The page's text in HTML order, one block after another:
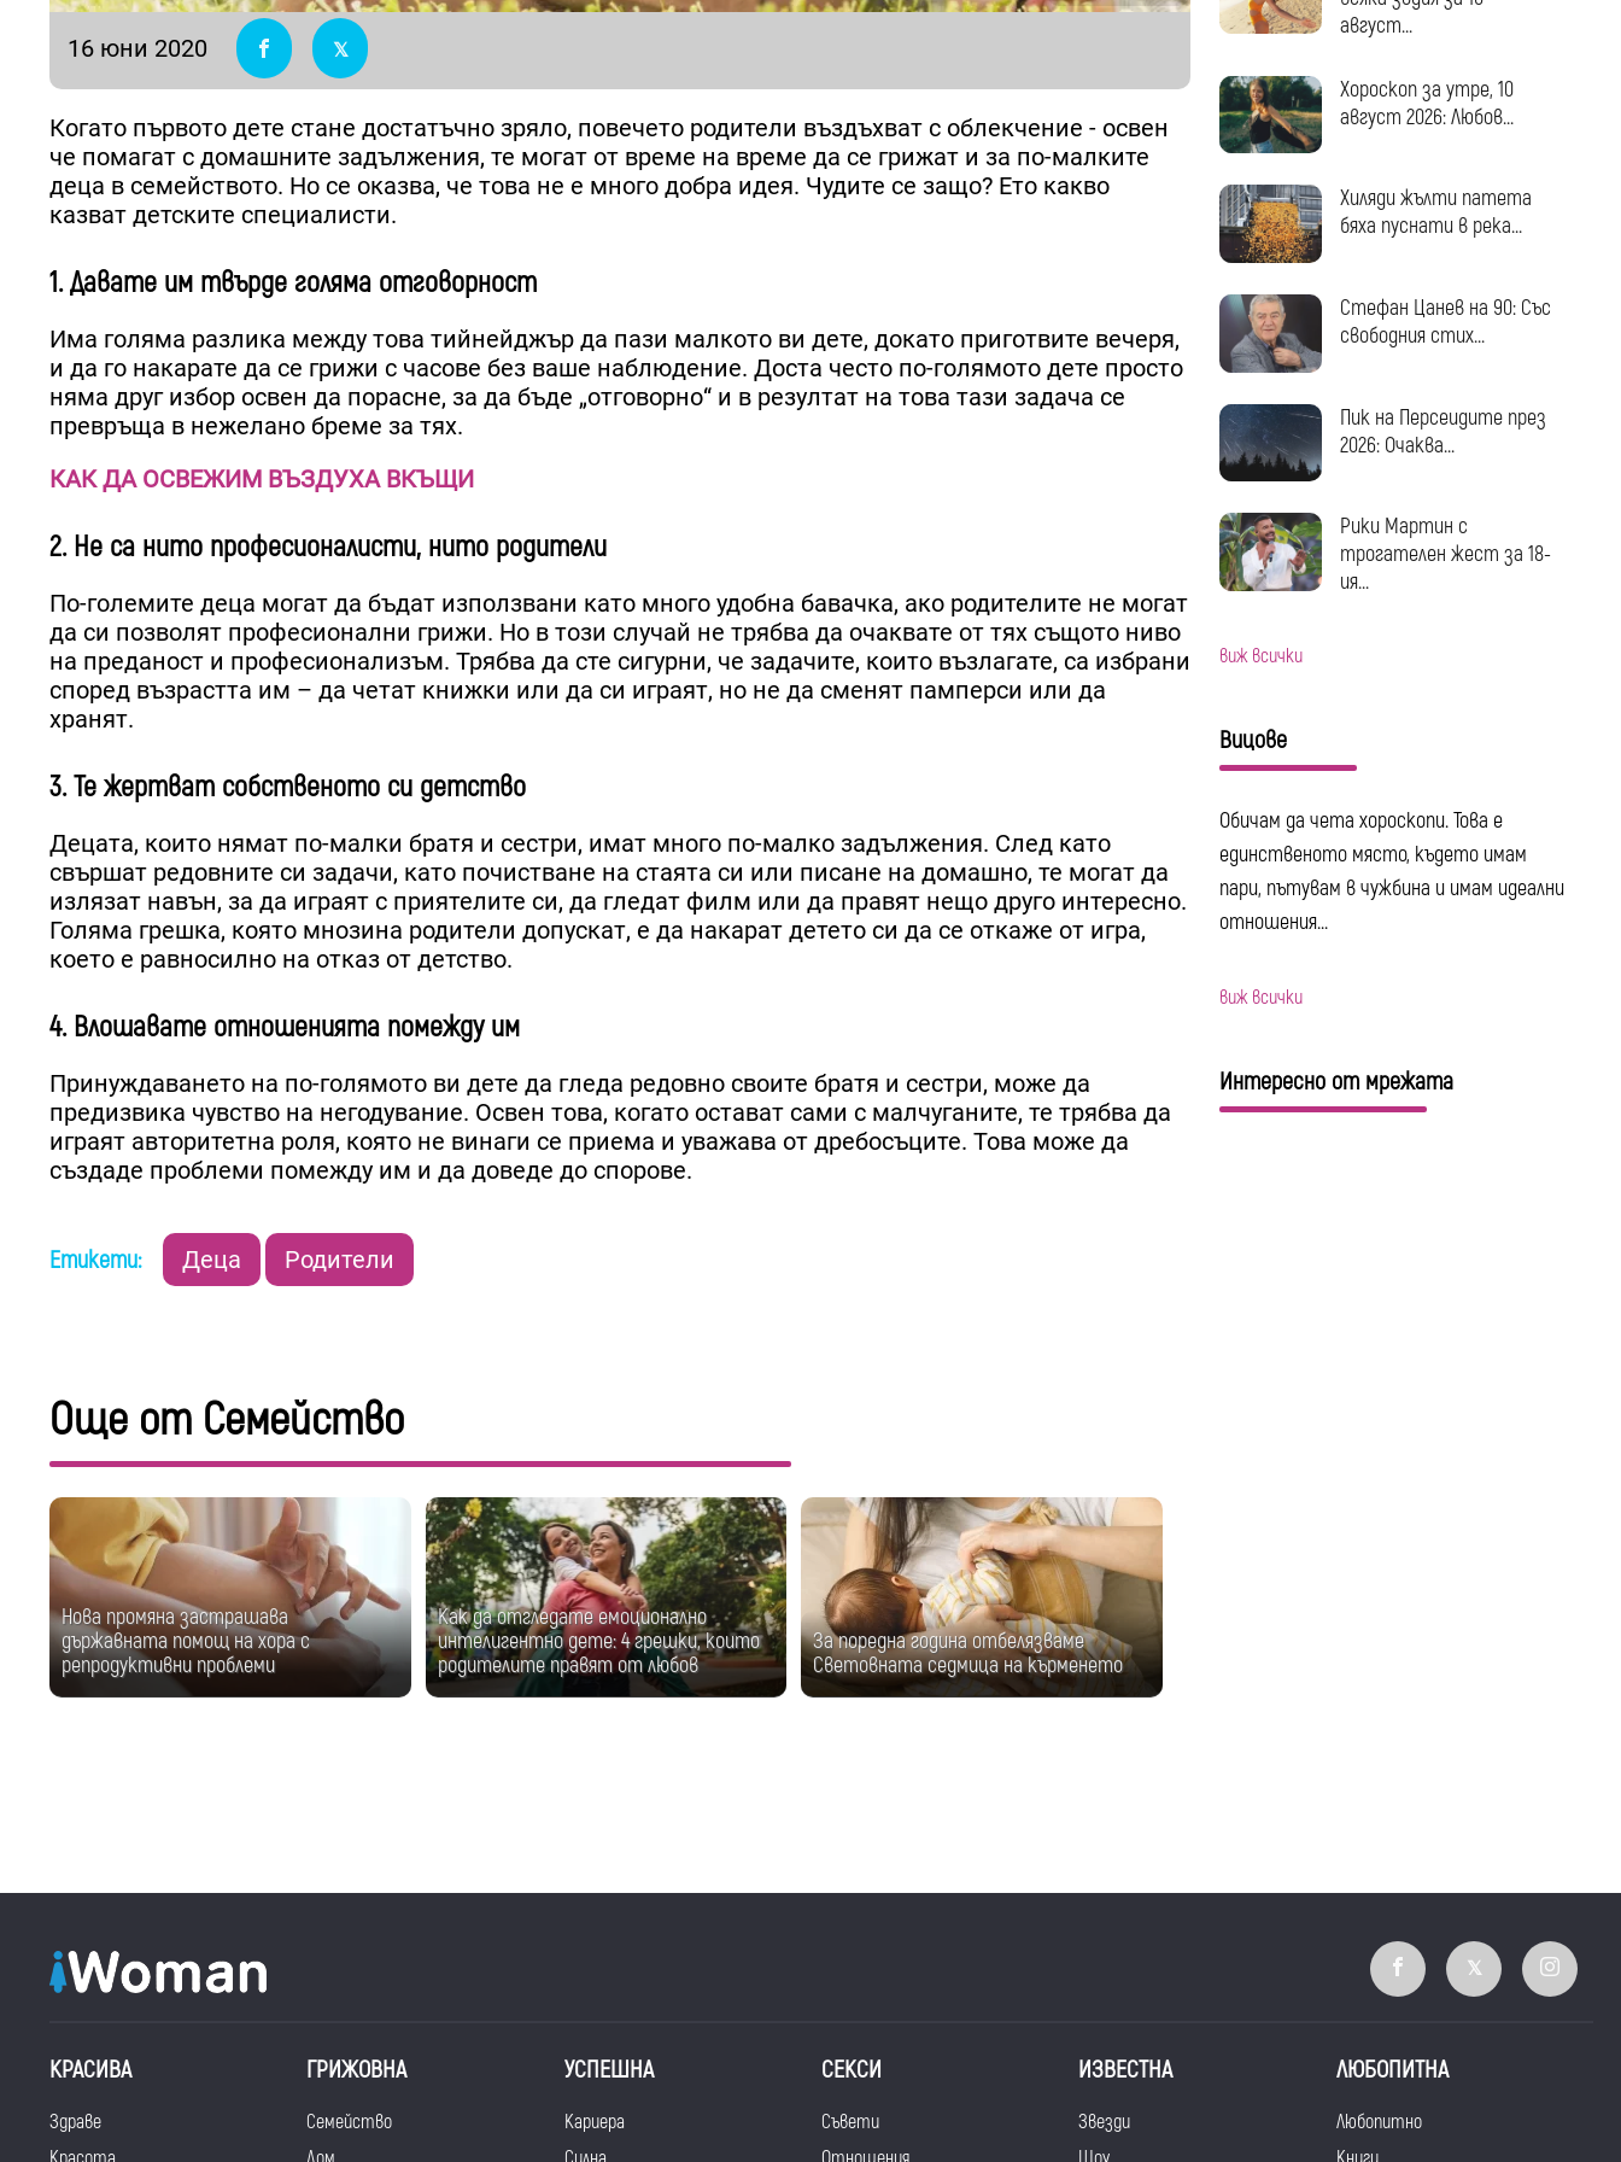
16 юни 2020
Когато първото дете стане достатъчно зряло, повечето родители въздъхват с облекчение - освен
че помагат с домашните задължения, те могат от време на време да се грижат и за по-малките
деца в семейството. Но се оказва, че това не е много добра идея. Чудите се защо? Ето какво
казват детските специалисти.
1. Давате им твърде голяма отговорност
Има голяма разлика между това тийнейджър да пази малкото ви дете, докато приготвите вечеря,
и да го накарате да се грижи с часове без ваше наблюдение. Доста често по-голямото дете просто
няма друг избор освен да порасне, за да бъде „отговорно“ и в резултат на това тази задача се
превръща в нежелано бреме за тях.
КАК ДА ОСВЕЖИМ ВЪЗДУХА ВКЪЩИ
2. Не са нито професионалисти, нито родители
По-големите деца могат да бъдат използвани като много удобна бавачка, ако родителите не могат
да си позволят професионални грижи. Но в този случай не трябва да очаквате от тях същото ниво
на преданост и професионализъм. Трябва да сте сигурни, че задачите, които възлагате, са избрани
според възрастта им – да четат книжки или да си играят, но не да сменят памперси или да
хранят.
3. Те жертват собственото си детство
Децата, които нямат по-малки братя и сестри, имат много по-малко задължения. След като
свършат редовните си задачи, като почистване на стаята си или писане на домашно, те могат да
излязат навън, за да играят с приятелите си, да гледат филм или да правят нещо друго интересно.
Голяма грешка, която мнозина родители допускат, е да накарат детето си да се откаже от игра,
което е равносилно на отказ от детство.
4. Влошавате отношенията помежду им
Принуждаването на по-голямото ви дете да гледа редовно своите братя и сестри, може да
предизвика чувство на негодувание. Освен това, когато остават сами с малчуганите, те трябва да
играят авторитетна роля, която не винаги се приема и уважава от дребосъците. Това може да
създаде проблеми помежду им и да доведе до спорове.
Етикети: Деца Родители
Още от Семейство
Нова промяна застрашава
държавната помощ на хора с
репродуктивни проблеми
Как да отгледате емоционално
интелигентно дете: 4 грешки, които
родителите правят от любов
За поредна година отбелязваме
Световната седмица на кърменето
август...
Хороскоп за утре, 10
август 2026: Любов...
Хиляди жълти патета
бяха пуснати в река...
Стефан Цанев на 90: Със
свободния стих...
Пик на Персеидите през
2026: Очаква...
Рики Мартин с
трогателен жест за 18-
ия...
виж всички
Вицове
Обичам да чета хороскопи. Това е
единственото място, където имам
пари, пътувам в чужбина и имам идеални
отношения...
виж всички
Интересно от мрежата
КРАСИВА
Здраве
ГРИЖОВНА
Семейство
УСПЕШНА
Кариера
СЕКСИ
Съвети
ИЗВЕСТНА
Звезди
ЛЮБОПИТНА
Любопитно